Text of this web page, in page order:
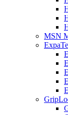
MSN